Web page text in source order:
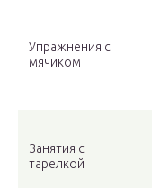
Упражнения с
мячиком
Занятия с
тарелкой